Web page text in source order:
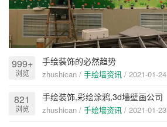
999+
浏览
手绘装饰的必然趋势
zhushican / 手绘墙资讯 / 2021-01-24
821
浏览
手绘装饰,彩绘涂鸦,3d墙壁画公司
zhushican / 手绘墙资讯 / 2021-01-23